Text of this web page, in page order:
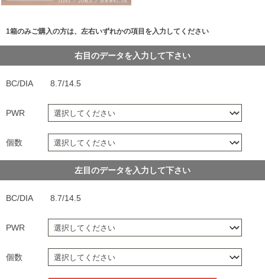
1箱のみご購入の方は、左右いずれかの項目を入力してください
右目のデータを入力して下さい
BC/DIA 8.7/14.5
PWR
個数
左目のデータを入力して下さい
BC/DIA 8.7/14.5
PWR
個数